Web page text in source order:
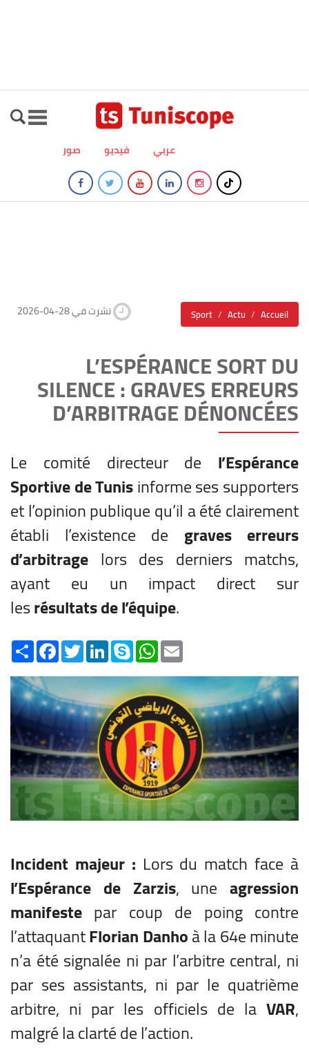
صور فيديو عربي
Sport Actu Accueil 2026-04-28 نشرت في
L’ESPÉRANCE SORT DU
SILENCE : GRAVES ERREURS
D’ARBITRAGE DÉNONCÉES
Le comité directeur de l’Espérance
Sportive de Tunisinforme ses supporters
et l’opinion publique qu’il a été clairement
établi l’existence de graves erreurs
d’arbitrage lors des derniers matchs,
ayant eu un impact direct sur
lesrésultats de l’équipe.
Share
FacebookTwitterLinkedInSkype
WhatsAppEmail
Incident majeur : Lors du match face à
l’Espérance de Zarzis, une agression
manifeste par coup de poing contre
l’attaquantFlorian Danhoà la 64e minute
n’a été signalée ni par l’arbitre central, ni
par ses assistants, ni par le quatrième
arbitre, ni par les officiels de la VAR,
malgré la clarté de l’action.